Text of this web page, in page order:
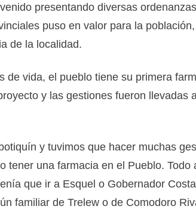
presentando diversas
puso en valor para la
de la localidad.
de vida, el pueblo tiene su primera
y las gestiones fueron llevadas
y tuvimos que hacer muchas
tener una farmacia en el Pueblo.
que ir a Esquel o Gobernador
familiar de Trelew o de Comodoro